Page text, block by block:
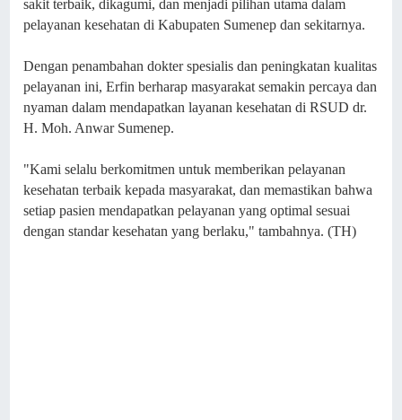
sakit terbaik, dikagumi, dan menjadi pilihan utama dalam
pelayanan kesehatan di Kabupaten Sumenep dan sekitarnya.
Dengan penambahan dokter spesialis dan peningkatan kualitas
pelayanan ini, Erfin berharap masyarakat semakin percaya dan
nyaman dalam mendapatkan layanan kesehatan di RSUD dr.
H. Moh. Anwar Sumenep.
"Kami selalu berkomitmen untuk memberikan pelayanan
kesehatan terbaik kepada masyarakat, dan memastikan bahwa
setiap pasien mendapatkan pelayanan yang optimal sesuai
dengan standar kesehatan yang berlaku," tambahnya. (TH)